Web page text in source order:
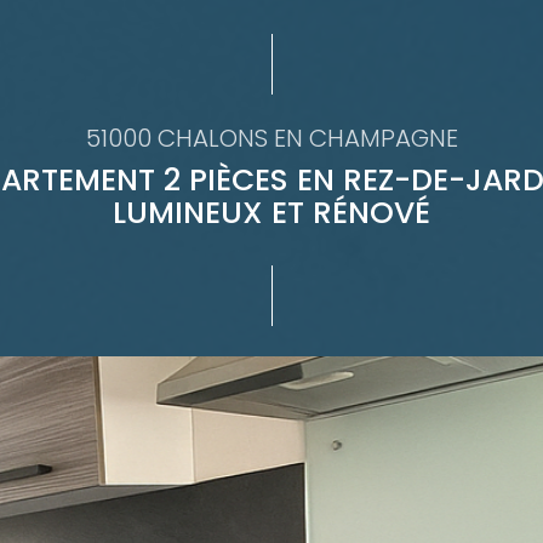
51000 CHALONS EN CHAMPAGNE
2 PIÈCES EN REZ-DE-
LUMINEUX ET RÉNOVÉ